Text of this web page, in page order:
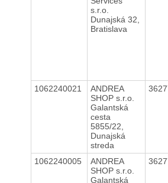
s.r.o.
Dunajská 32,
Bratislava
1062240021
ANDREA
SHOP s.r.o.
Galantská
cesta
5855/22,
Dunajská
streda
1062240005
ANDREA
SHOP s.r.o.
Galantská